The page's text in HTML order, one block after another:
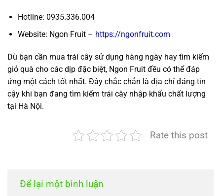
Hotline: 0935.336.004
Website: Ngon Fruit – https://ngonfruit.com
Dù bạn cần mua trái cây sử dụng hàng ngày hay tìm kiếm
giỏ quà cho các dịp đặc biệt, Ngon Fruit đều có thể đáp
ứng một cách tốt nhất. Đây chắc chắn là địa chỉ đáng tin
cậy khi bạn đang tìm kiếm trái cây nhập khẩu chất lượng
tại Hà Nội.
Rate this post
Để lại một bình luận